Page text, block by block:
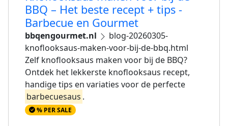
BBQ – Het beste recept + tips -
Barbecue en Gourmet
bbqengourmet.nl
blog-20260305-
knoflooksaus-maken-voor-bij-de-bbq.html
Zelf knoflooksaus maken voor bij de BBQ?
Ontdek het lekkerste knoflooksaus recept,
handige tips en variaties voor de perfecte
barbecuesaus .
% PER SALE